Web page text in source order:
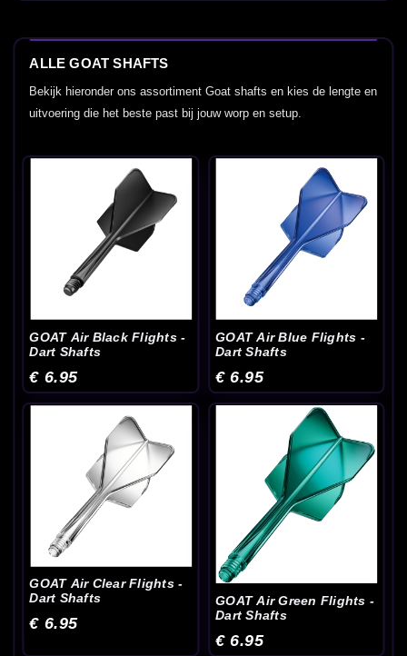
ALLE GOAT SHAFTS
Bekijk hieronder ons assortiment Goat shafts en kies de lengte en
uitvoering die het beste past bij jouw worp en setup.
GOAT Air Black Flights -
Dart Shafts
€ 6.95
GOAT Air Blue Flights -
Dart Shafts
€ 6.95
GOAT Air Clear Flights -
Dart Shafts
€ 6.95
GOAT Air Green Flights -
Dart Shafts
€ 6.95